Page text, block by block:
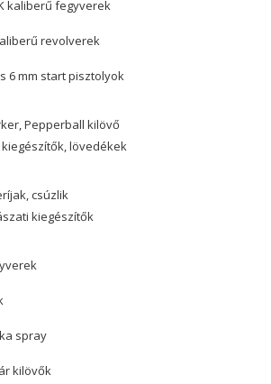
kaliberű fegyverek
revolverek
6 mm start pisztolyok
Pepperball kilövő
lövedékek
csúzlik
kiegészítők
spray
kilövők